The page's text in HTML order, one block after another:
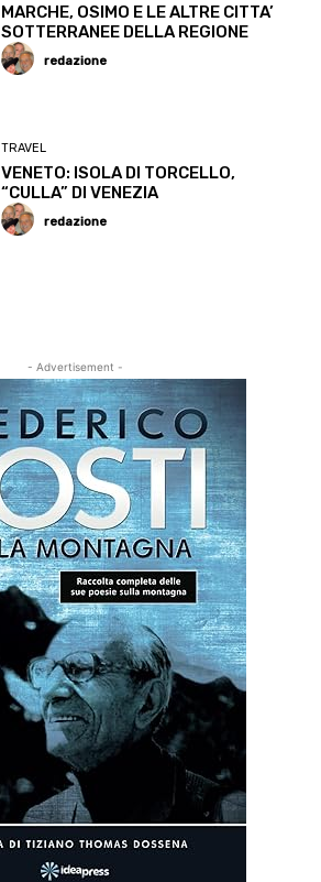
MARCHE, OSIMO E LE ALTRE CITTA’
SOTTERRANEE DELLA REGIONE
redazione
TRAVEL
VENETO: ISOLA DI TORCELLO,
“CULLA” DI VENEZIA
redazione
- Advertisement -